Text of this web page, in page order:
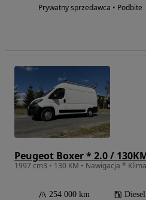
Prywatny sprzedawca • Podbite
254 000 km Diesel